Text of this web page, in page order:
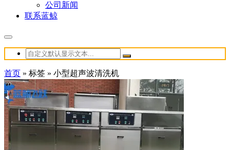
公司新闻
联系蓝鲸
首页 » 标签 » 小型超声波清洗机